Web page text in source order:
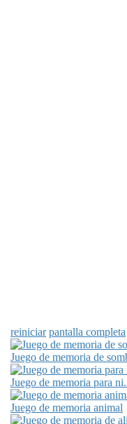
reiniciar pantalla completa
Juego de memoria de
Juego de memoria para
Juego de memoria animal